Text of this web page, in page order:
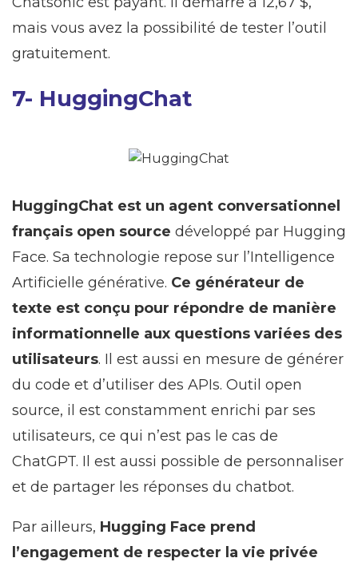
mais vous avez la possibilité de tester l’outil
gratuitement.
7- HuggingChat
HuggingChat est un agent conversationnel
français open source développé par Hugging
Face. Sa technologie repose sur l’Intelligence
Artificielle générative. Ce générateur de
texte est conçu pour répondre de manière
informationnelle aux questions variées des
utilisateurs. Il est aussi en mesure de générer
du code et d’utiliser des APIs. Outil open
source, il est constamment enrichi par ses
utilisateurs, ce qui n’est pas le cas de
ChatGPT. Il est aussi possible de personnaliser
et de partager les réponses du chatbot.
Par ailleurs, Hugging Face prend
l’engagement de respecter la vie privée